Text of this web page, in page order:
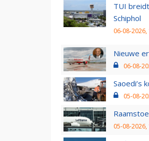
TUI
Schiphol
06-08-2026,
Nieuwe
06-08-
Saoedi’s
05-08-
05-08-2026,